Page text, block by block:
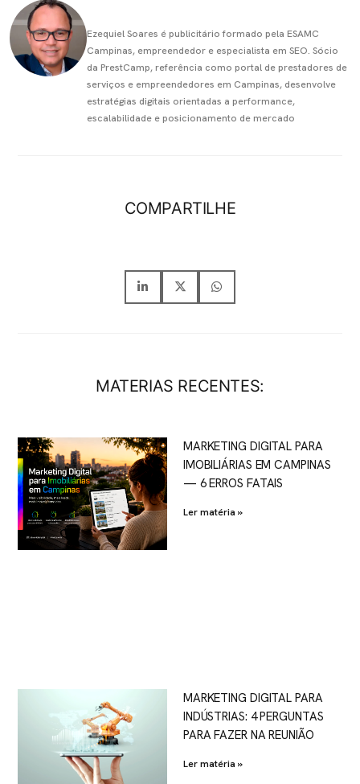
Ezequiel Soares é publicitário formado pela ESAMC
Campinas, empreendedor e especialista em SEO. Sócio
da PrestCamp, referência como portal de prestadores de
serviços e empreendedores em Campinas, desenvolve
estratégias digitais orientadas a performance,
escalabilidade e posicionamento de mercado
COMPARTILHE
MATERIAS RECENTES:
MARKETING DIGITAL PARA
IMOBILIÁRIAS EM CAMPINAS
— 6 ERROS FATAIS
Ler matéria »
MARKETING DIGITAL PARA
INDÚSTRIAS: 4 PERGUNTAS
PARA FAZER NA REUNIÃO
Ler matéria »